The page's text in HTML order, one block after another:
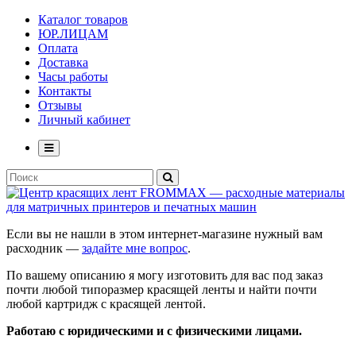
Каталог товаров
ЮР.ЛИЦАМ
Оплата
Доставка
Часы работы
Контакты
Отзывы
Личный кабинет
Если вы не нашли в этом интернет-магазине нужный вам
расходник — задайте мне вопрос.
По вашему описанию я могу изготовить для вас под заказ
почти любой типоразмер красящей ленты и найти почти
любой картридж с красящей лентой.
Работаю с юридическими и с физическими лицами.